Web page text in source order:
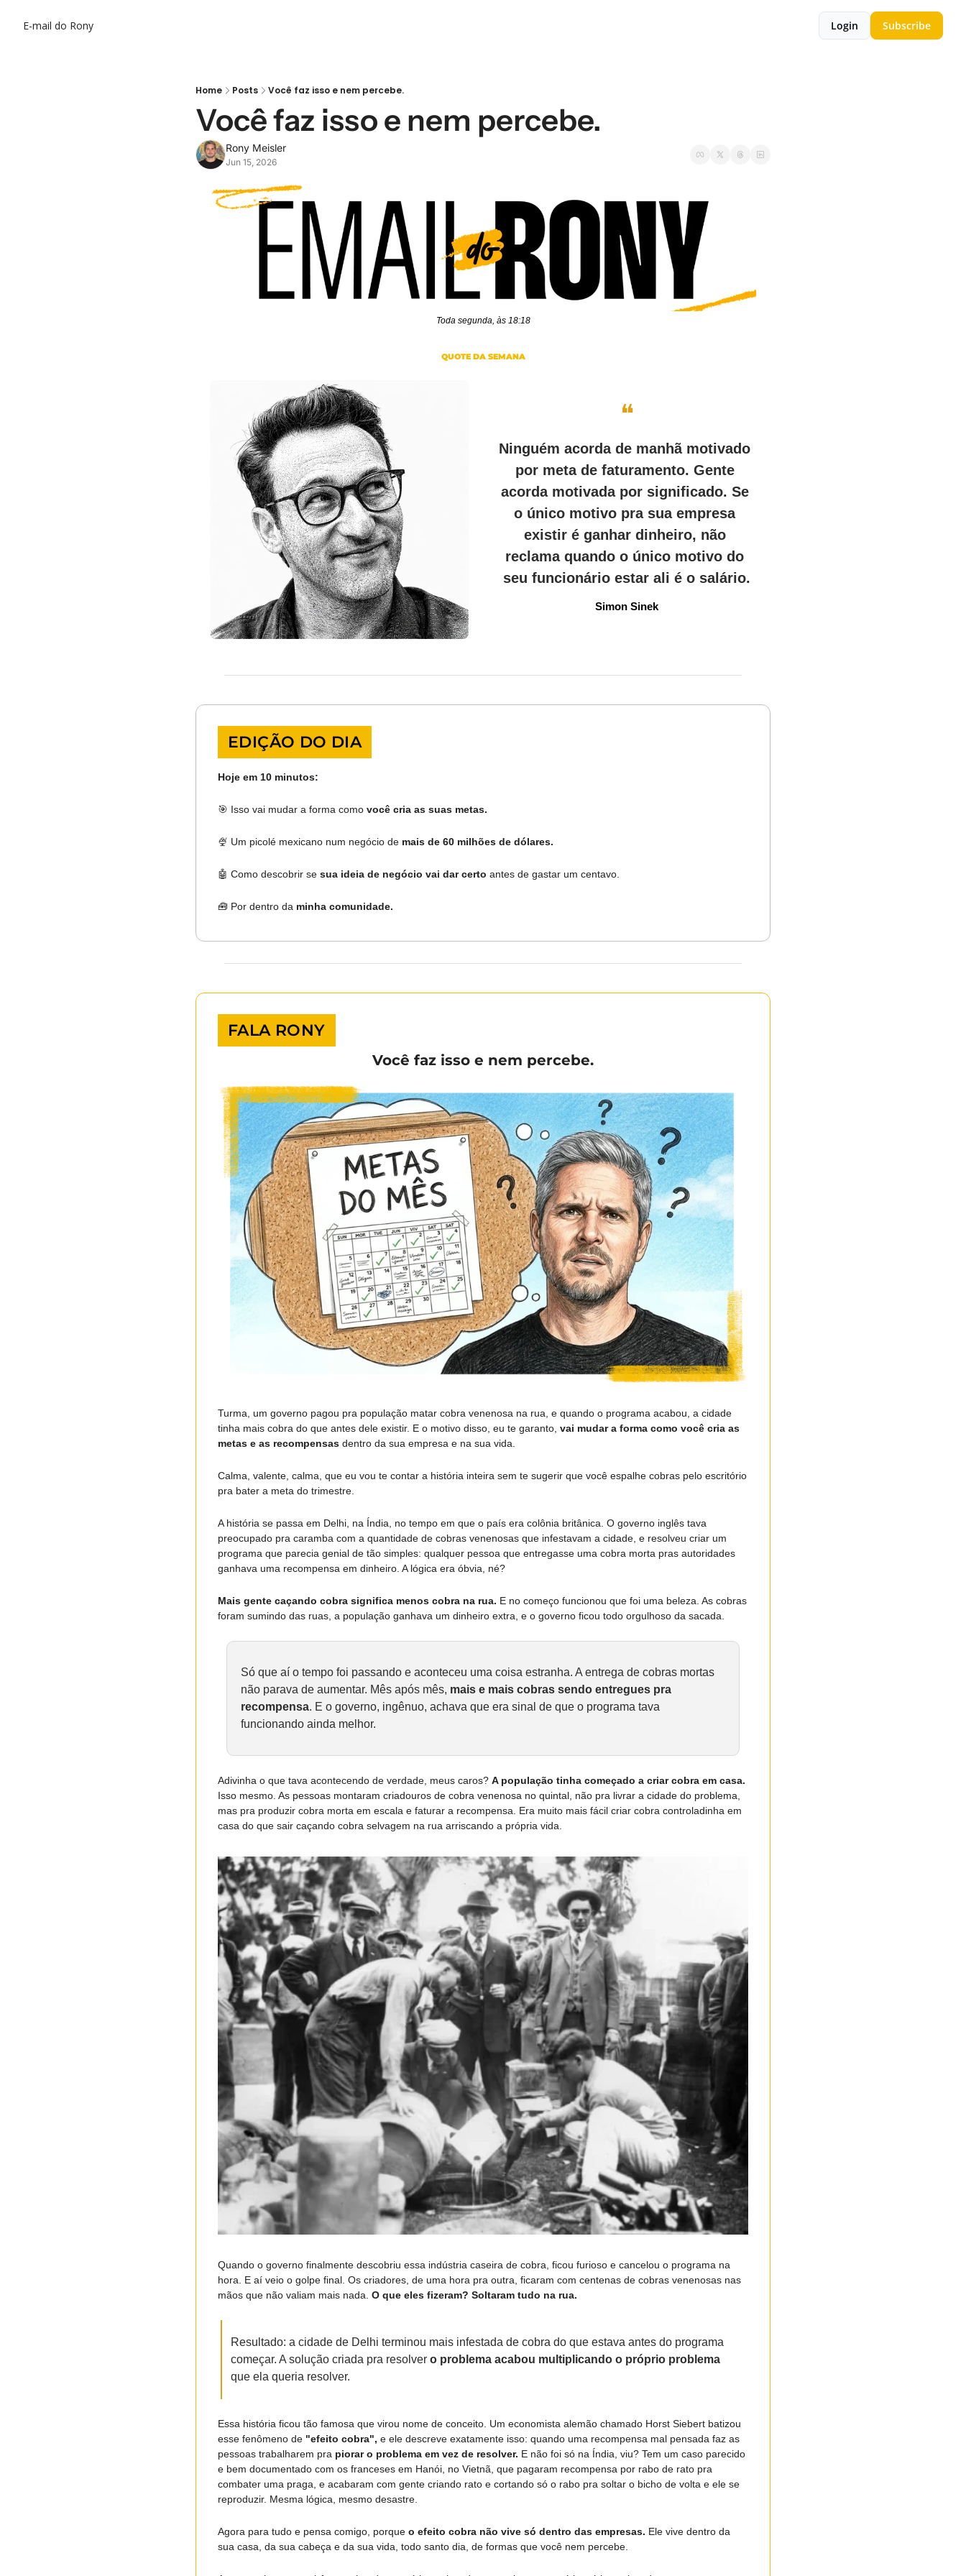
E-mail do Rony Login Subscribe
Home Posts Você faz isso e nem percebe.
Você faz isso e nem percebe.
Rony Meisler
Jun 15, 2026
Toda segunda, às 18:18
QUOTE DA SEMANA
❝
Ninguém acorda de manhã motivado
por meta de faturamento. Gente
acorda motivada por significado. Se
o único motivo pra sua empresa
existir é ganhar dinheiro, não
reclama quando o único motivo do
seu funcionário estar ali é o salário.
Simon Sinek
EDIÇÃO DO DIA
Hoje em 10 minutos:
🎯 Isso vai mudar a forma como você cria as suas metas.
🍨 Um picolé mexicano num negócio de mais de 60 milhões de dólares.
🤖 Como descobrir se sua ideia de negócio vai dar certo antes de gastar um centavo.
🧰 Por dentro da minha comunidade.
FALA RONY
Você faz isso e nem percebe.
Turma, um governo pagou pra população matar cobra venenosa na rua, e quando o programa acabou, a cidade
tinha mais cobra do que antes dele existir. E o motivo disso, eu te garanto, vai mudar a forma como você cria as
metas e as recompensas dentro da sua empresa e na sua vida.
Calma, valente, calma, que eu vou te contar a história inteira sem te sugerir que você espalhe cobras pelo escritório
pra bater a meta do trimestre.
A história se passa em Delhi, na Índia, no tempo em que o país era colônia britânica. O governo inglês tava
preocupado pra caramba com a quantidade de cobras venenosas que infestavam a cidade, e resolveu criar um
programa que parecia genial de tão simples: qualquer pessoa que entregasse uma cobra morta pras autoridades
ganhava uma recompensa em dinheiro. A lógica era óbvia, né?
Mais gente caçando cobra significa menos cobra na rua. E no começo funcionou que foi uma beleza. As cobras
foram sumindo das ruas, a população ganhava um dinheiro extra, e o governo ficou todo orgulhoso da sacada.
Só que aí o tempo foi passando e aconteceu uma coisa estranha. A entrega de cobras mortas
não parava de aumentar. Mês após mês, mais e mais cobras sendo entregues pra
recompensa. E o governo, ingênuo, achava que era sinal de que o programa tava
funcionando ainda melhor.
Adivinha o que tava acontecendo de verdade, meus caros?
Isso mesmo. As pessoas montaram criadouros de cobra venenosa no quintal, não pra livrar a cidade do problema,
mas pra produzir cobra morta em escala e faturar a recompensa. Era muito mais fácil criar cobra controladinha em
casa do que sair caçando cobra selvagem na rua arriscando a própria vida.
Quando o governo finalmente descobriu essa indústria caseira de cobra, ficou furioso e cancelou o programa na
hora. E aí veio o golpe final. Os criadores, de uma hora pra outra, ficaram com centenas de cobras venenosas nas
mãos que não valiam mais nada. O que eles fizeram? Soltaram tudo na rua.
Resultado: a cidade de Delhi terminou mais infestada de cobra do que estava antes do programa
começar. A solução criada pra resolver o problema acabou multiplicando o próprio problema
que ela queria resolver.
Essa história ficou tão famosa que virou nome de conceito. Um economista alemão chamado Horst Siebert batizou
esse fenômeno de "efeito cobra", e ele descreve exatamente isso: quando uma recompensa mal pensada faz as
pessoas trabalharem pra piorar o problema em vez de resolver. E não foi só na Índia, viu? Tem um caso parecido
e bem documentado com os franceses em Hanói, no Vietnã, que pagaram recompensa por rabo de rato pra
combater uma praga, e acabaram com gente criando rato e cortando só o rabo pra soltar o bicho de volta e ele se
reproduzir. Mesma lógica, mesmo desastre.
Agora para tudo e pensa comigo, porque o efeito cobra não vive só dentro das empresas. Ele vive dentro da
sua casa, da sua cabeça e da sua vida, todo santo dia, de formas que você nem percebe.